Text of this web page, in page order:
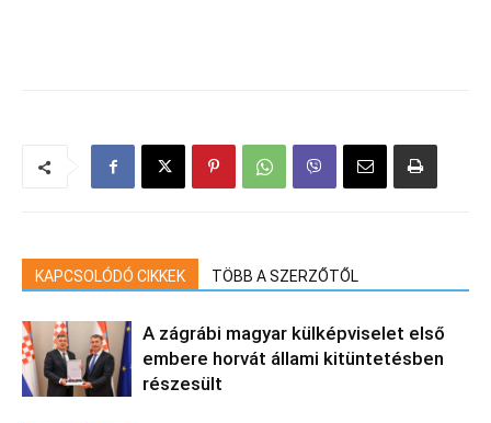
KAPCSOLÓDÓ CIKKEK TÖBB A SZERZŐTŐL
A zágrábi magyar külképviselet első
embere horvát állami kitüntetésben
részesült